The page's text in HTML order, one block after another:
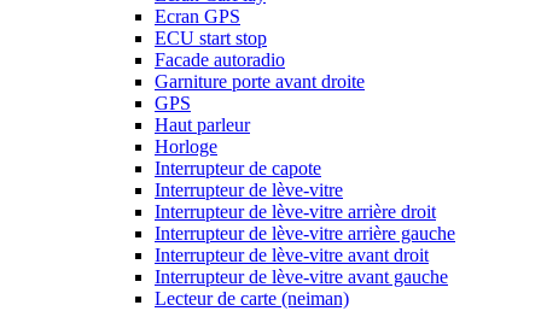
Ecran GPS
ECU start stop
Facade autoradio
Garniture porte avant droite
GPS
Haut parleur
Horloge
Interrupteur de capote
Interrupteur de lève-vitre
Interrupteur de lève-vitre arrière droit
Interrupteur de lève-vitre arrière gauche
Interrupteur de lève-vitre avant droit
Interrupteur de lève-vitre avant gauche
Lecteur de carte (neiman)